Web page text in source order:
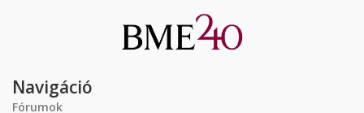
Navigáció
Fórumok